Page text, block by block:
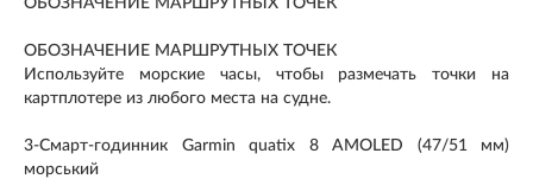
ОБОЗНАЧЕНИЕ МАРШРУТНЫХ ТОЧЕК
ОБОЗНАЧЕНИЕ МАРШРУТНЫХ ТОЧЕК
Используйте морские часы, чтобы размечать точки на
картплотере из любого места на судне.
3-Смарт-годинник Garmin quatix 8 AMOLED (47/51 мм)
морський